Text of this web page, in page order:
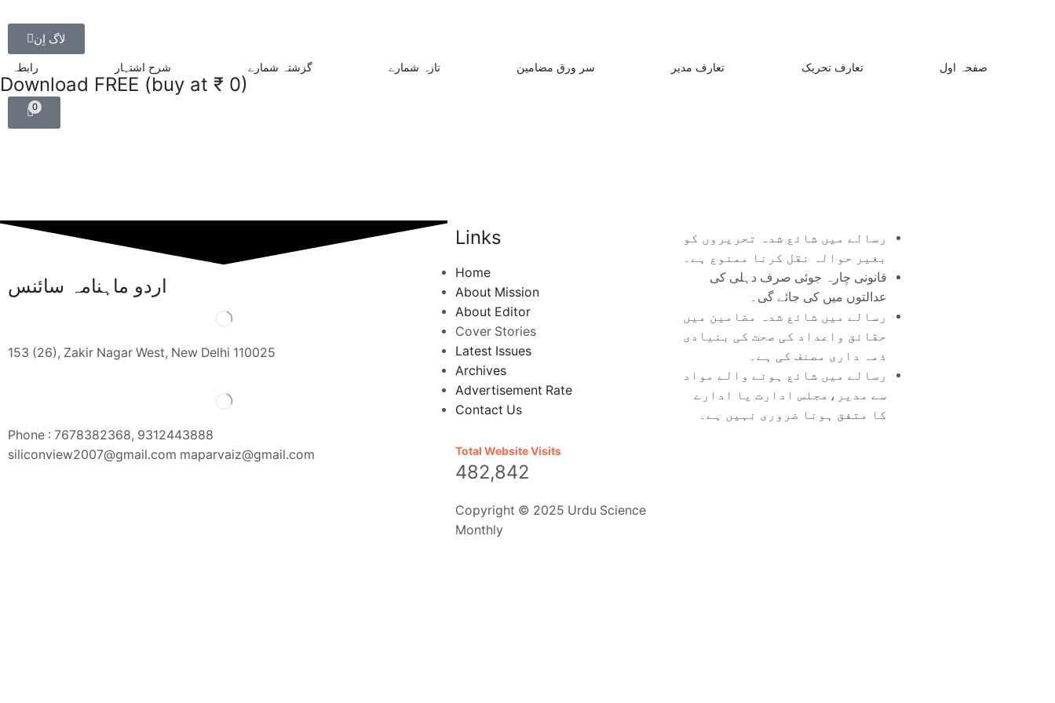
لاگ اِن
رابطہ شرح اشتہار گزشتہ شمارے تازہ شمارے سر ورق مضامین تعارف مدیر تعارف تحریک صفحہ اول
0
Download FREE (buy at ₹ 0)
اردو ماہنامہ سائنس
153 (26), Zakir Nagar West, New Delhi 110025
Phone : 7678382368, 9312443888
siliconview2007@gmail.com maparvaiz@gmail.com
Links
Home
About Mission
About Editor
Cover Stories
Latest Issues
Archives
Advertisement Rate
Contact Us
Total Website Visits
482,842
رسالے میں شائع شدہ تحریروں کو
بغیر حوالہ نقل کرنا ممنوع ہے۔
قانونی چارہ جوئی صرف دہلی کی
عدالتوں میں کی جائے گی۔
رسالے میں شائع شدہ مضامین میں
حقائق واعداد کی صحت کی بنیادی
ذمہ داری مصنف کی ہے۔
رسالے میں شائع ہونے والے مواد
سے مدیر،مجلس ادارت یا ادارے
کا متفق ہونا ضروری نہیں ہے۔
Copyright © 2025 Urdu Science
Monthly